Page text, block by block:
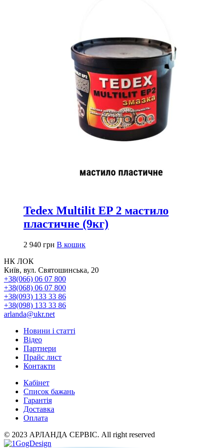
Tedex Multilit EP 2 мастило
пластичне (9кг)
2 940 грн В кошик
НК ЛОК
Київ, вул. Святошинська, 20
+38(066) 06 07 800
+38(068) 06 07 800
+38(093) 133 33 86
+38(098) 133 33 86
arlanda@ukr.net
Новини і статті
Відео
Партнери
Прайс лист
Контакти
Кабінет
Список бажань
Гарантія
Доставка
Оплата
© 2023 АРЛАНДА СЕРВІС. All right reserved